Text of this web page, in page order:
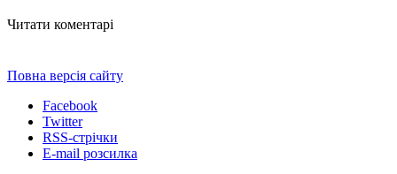
Читати коментарі
Повна версія сайту
Facebook
Twitter
RSS-стрічки
E-mail розсилка